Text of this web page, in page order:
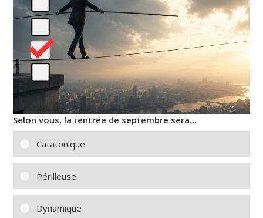
Selon vous, la rentrée de septembre sera…
Catatonique
Périlleuse
Dynamique